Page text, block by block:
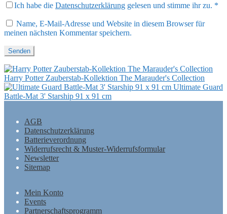
Ich habe die Datenschutzerklärung gelesen und stimme ihr zu. *
Name, E-Mail-Adresse und Website in diesem Browser für
meinen nächsten Kommentar speichern.
Harry Potter Zauberstab-Kollektion The Marauder's Collection
Ultimate Guard
Battle-Mat 3' Starship 91 x 91 cm
AGB
Datenschutzerklärung
Batterieverordnung
Widerrufsrecht & Muster-Widerrufsformular
Newsletter
Sitemap
Mein Konto
Events
Partnerschaftsprogramm